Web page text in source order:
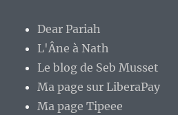
Dear Pariah
L'Âne à Nath
Le blog de Seb Musset
Ma page sur LiberaPay
Ma page Tipeee